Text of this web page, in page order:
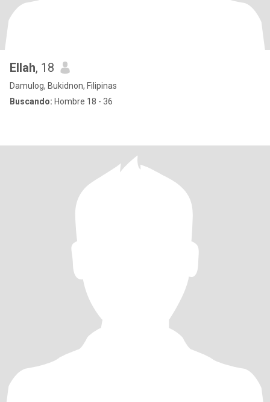
Ellah, 18
Damulog, Bukidnon, Filipinas
Buscando: Hombre 18 - 36